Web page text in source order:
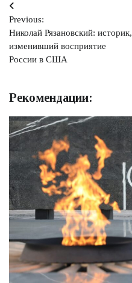
Навигация
по
записям
Previous:
Николай Рязановский: историк,
изменивший восприятие
России в США
Рекомендации: